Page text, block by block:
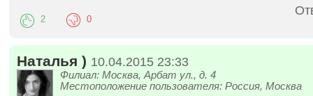
2 0
Наталья ) 10.04.2015 23:33
Филиал: Москва, Арбат ул., д. 4
Местоположение пользователя: Россия, Москва